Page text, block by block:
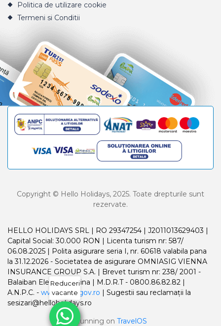
Politica de utilizare cookie
Termeni si Conditii
Copyright © Hello Holidays, 2025. Toate drepturile sunt
rezervate.
HELLO HOLIDAYS SRL | RO 29347254 | J2011013629403 |
Capital Social: 30.000 RON | Licenta turism nr: 587/
06.08.2025 | Polita asigurare seria I, nr. 60618 valabila pana
la 31.12.2026 - Societatea de asigurare OMNIASIG VIENNA
INSURANCE GROUP S.A. | Brevet turism nr: 238/ 2001 -
Balaiban Elena Madalina | M.D.R.T - 0800.86.82.82 |
A.N.P.C. - www.anpc.gov.ro | Sugestii sau reclamații la
sesizari@helloholidays.ro
Running on TravelOS
Reduceri
vacante